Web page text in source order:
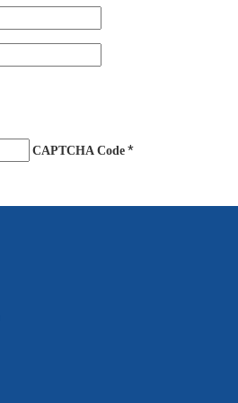
CAPTCHA Code *